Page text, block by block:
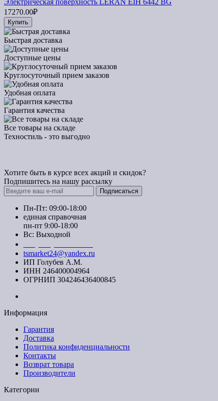
17270.00₽
Купить
Быстрая доставка
Доступные цены
Круглосуточный прием заказов
Удобная оплата
Гарантия качества
Все товары на складе
Техностиль - это выгодно
Хотите быть в курсе всех акций и скидок?
Подпишитесь на нашу рассылку
Подписаться
Пн-Пт: 09:00-18:00
единая справочная
пн-пт 9:00-18:00
Вс: Выходной
tsmarket24@yandex.ru
ИП Голубев А.М.
ИНН 246400004964
ОГРНИП 304246436400845
Информация
Гарантия
Доставка
Политика конфиденциальности
Контакты
Возврат товара
Производители
Категории